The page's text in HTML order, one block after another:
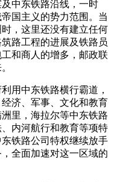
中东铁路沿线，一时
国主义的势力范围。当
，这里还没有建立任何
路工程的进展及铁路员
和商人的增多，邮政联
用中东铁路横行霸道，
济、军事、文化和教育
里，海拉尔等中东铁路
内河航行和教育等项特
铁路公司特权继续放手
全面加速对这一区域的